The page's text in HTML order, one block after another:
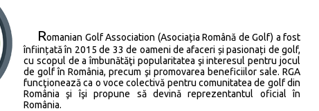
Romanian Golf Association (Asociația Română de Golf) a fost
înființată în 2015 de 33 de oameni de afaceri și pasionați de golf,
cu scopul de a îmbunătăţi popularitatea şi interesul pentru jocul
de golf în România, precum şi promovarea beneficiilor sale. RGA
funcţionează ca o voce colectivă pentru comunitatea de golf din
România şi îşi propune să devină reprezentantul oficial în
România.